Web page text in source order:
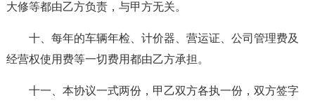
大修等都由乙方负责，与甲方无关。
十、每年的车辆年检、计价器、营运证、公司管理费及
经营权使用费等一切费用都由乙方承担。
十一、本协议一式两份，甲乙双方各执一份，双方签字